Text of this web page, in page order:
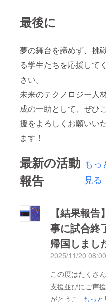
最後に
夢の舞台を諦めず、挑
る学生たちを応援して
さい。
未来のテクノロジー人
成の一助として、ぜひ
援をよろしくお願いい
ます！
最新の活動
報告
もっ
見る
【結果報告
事に試合終
帰国しまし
2025/11/20 08:00
この度はたくさ
支援並びにご声
がとうございま
もっと